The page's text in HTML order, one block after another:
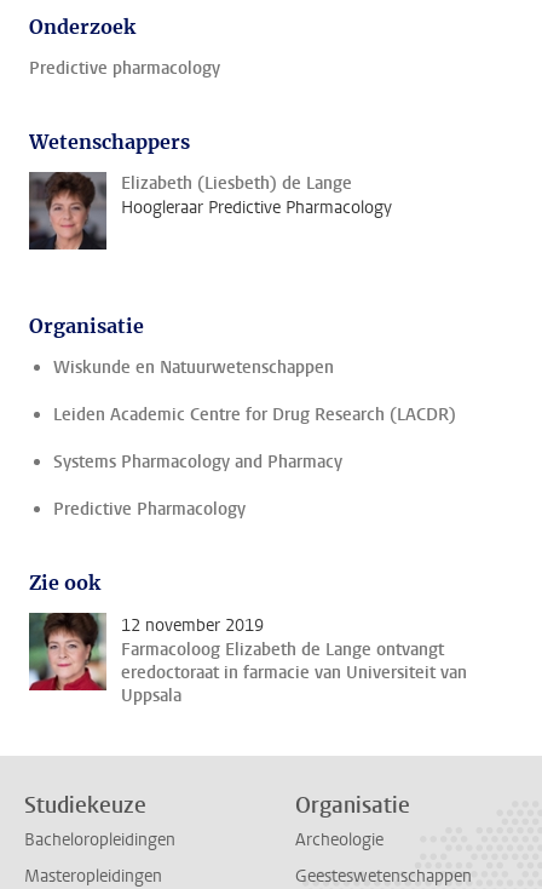
Onderzoek
Predictive pharmacology
Wetenschappers
Elizabeth (Liesbeth) de Lange
Hoogleraar Predictive Pharmacology
Organisatie
Wiskunde en Natuurwetenschappen
Leiden Academic Centre for Drug Research (LACDR)
Systems Pharmacology and Pharmacy
Predictive Pharmacology
Zie ook
12 november 2019
Farmacoloog Elizabeth de Lange ontvangt
eredoctoraat in farmacie van Universiteit van
Uppsala
Studiekeuze
Bacheloropleidingen
Masteropleidingen
Organisatie
Archeologie
Geesteswetenschappen